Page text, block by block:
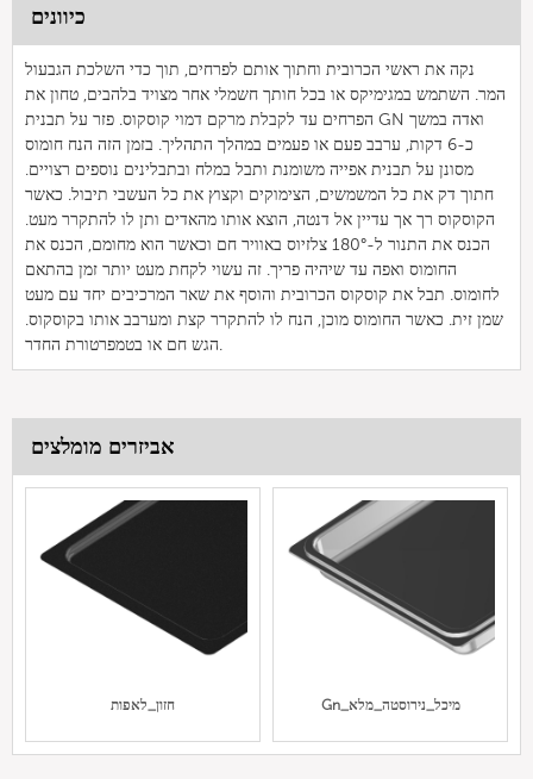
כיוונים
נקה את ראשי הכרובית וחתוך אותם לפרחים, תוך כדי השלכת הגבעול
המר. השתמש במגימיקס או בכל חותך חשמלי אחר מצויד בלהבים, טחון את
הפרחים עד לקבלת מרקם דמוי קוסקוס. פזר על תבנית GN ואדה במשך
כ-6 דקות, ערבב פעם או פעמים במהלך התהליך. בזמן הזה הנח חומוס
מסונן על תבנית אפייה משומנת ותבל במלח ובתבלינים נוספים רצויים.
חתוך דק את כל המשמשים, הצימוקים וקצוץ את כל העשבי תיבול. כאשר
הקוסקוס רך אך עדיין אל דנטה, הוצא אותו מהאדים ותן לו להתקרר מעט.
הכנס את התנור ל-180° צלזיוס באוויר חם וכאשר הוא מחומם, הכנס את
החומוס ואפה עד שיהיה פריך. זה עשוי לקחת מעט יותר זמן בהתאם
לחומוס. תבל את קוסקוס הכרובית והוסף את שאר המרכיבים יחד עם מעט
שמן זית. כאשר החומוס מוכן, הנח לו להתקרר קצת ומערבב אותו בקוסקוס.
הגש חם או בטמפרטורת החדר.
אביזרים מומלצים
חזון_לאפות Gn_מיכל_נירוסטה_מלא